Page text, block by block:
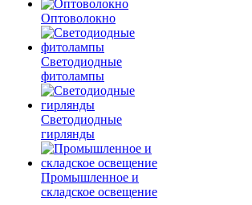
Оптоволокно
Светодиодные
фитолампы
Светодиодные
гирлянды
Промышленное и
складское освещение